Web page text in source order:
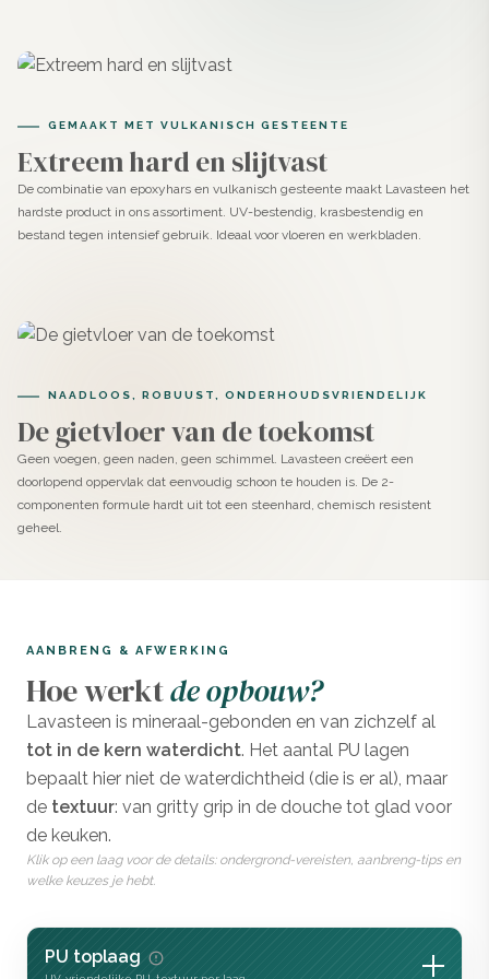
functionaliteit samenkomen.
woningen en commerciële ruimtes zoals winkels en
horeca.
Waterdicht en bestand tegen intensief gebruik. Ideaal
Aanbrengen van Lavasteen
gietvloeren Aquamarine
Voorbereiding van de ondergrond
Gebruik bij een instabiele ondergrond een epoxyprimer
component B toe en meng 2-3 minuten.
Eerste laag aanbrengen
Breng een dunne, strakke laag aan met een spaan. Laat
24 uur drogen.
Tweede laag opzetten
Breng rustig aan voor een strakke uitstraling of meer
expressief voor een levendig effect. Eventueel licht
spaan.
Uitharden en opschuren
GEMAAKT MET VULKANISCH GESTEENTE
Extreem hard en slijtvast
De combinatie van epoxyhars en vulkanisch gesteente maakt Lavasteen het
hardste product in ons assortiment. UV-bestendig, krasbestendig en
bestand tegen intensief gebruik. Ideaal voor vloeren en werkbladen.
NAADLOOS, ROBUUST, ONDERHOUDSVRIENDELIJK
De gietvloer van de toekomst
Geen voegen, geen naden, geen schimmel. Lavasteen creëert een
doorlopend oppervlak dat eenvoudig schoon te houden is. De 2-
componenten formule hardt uit tot een steenhard, chemisch resistent
geheel.
AANBRENG & AFWERKING
Hoe werktde opbouw?
Lavasteen is mineraal-gebonden en van zichzelf al
tot in de kern waterdicht. Het aantal PU lagen
bepaalt hier niet de waterdichtheid (die is er al), maar
de textuur: van gritty grip in de douche tot glad voor
de keuken.
Klik op een laag voor de details: ondergrond-vereisten, aanbreng-tips en
welke keuzes je hebt.
PU toplaag